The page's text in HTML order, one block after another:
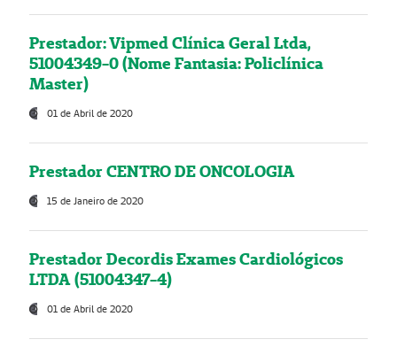
Prestador: Vipmed Clínica Geral Ltda,
51004349-0 (Nome Fantasia: Policlínica
Master)
01 de Abril de 2020
Prestador CENTRO DE ONCOLOGIA
15 de Janeiro de 2020
Prestador Decordis Exames Cardiológicos
LTDA (51004347-4)
01 de Abril de 2020